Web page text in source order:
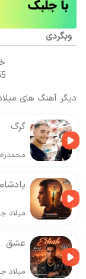
وبگردی
دیگر آهنگ های
گرگ
میلاد
عشق
میلاد